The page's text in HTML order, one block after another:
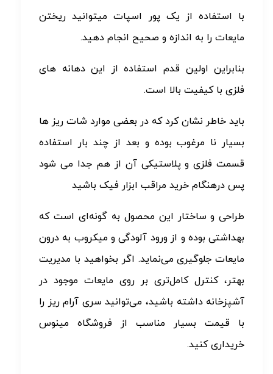
با استفاده از یک پور اسپات میتوانید ریختن
مایعات را به اندازه و صحیح انجام دهید.
بنابراین اولین قدم استفاده از این دهانه های
فلزی با کیفیت بالا است.
باید خاطر نشان کرد که در بعضی موارد شات ریز ها
بسیار نا مرغوب بوده و بعد از چند بار استفاده
قسمت فلزی و پلاستیکی آن از هم جدا می شود
پس درهنگام خرید مراقب ابزار فیک باشید
طراحی و ساختار این محصول به گونه‌ای است که
بهداشتی بوده و از ورود آلودگی و میکروب به درون
مایعات جلوگیری می‌نماید. اگر بخواهید با مدیریت
بهتر، کنترل کامل‌تری بر روی مایعات موجود در
آشپزخانه داشته باشید، می‌توانید سری آرام ریز را
با قیمت بسیار مناسب از فروشگاه مینوس
خریداری کنید.